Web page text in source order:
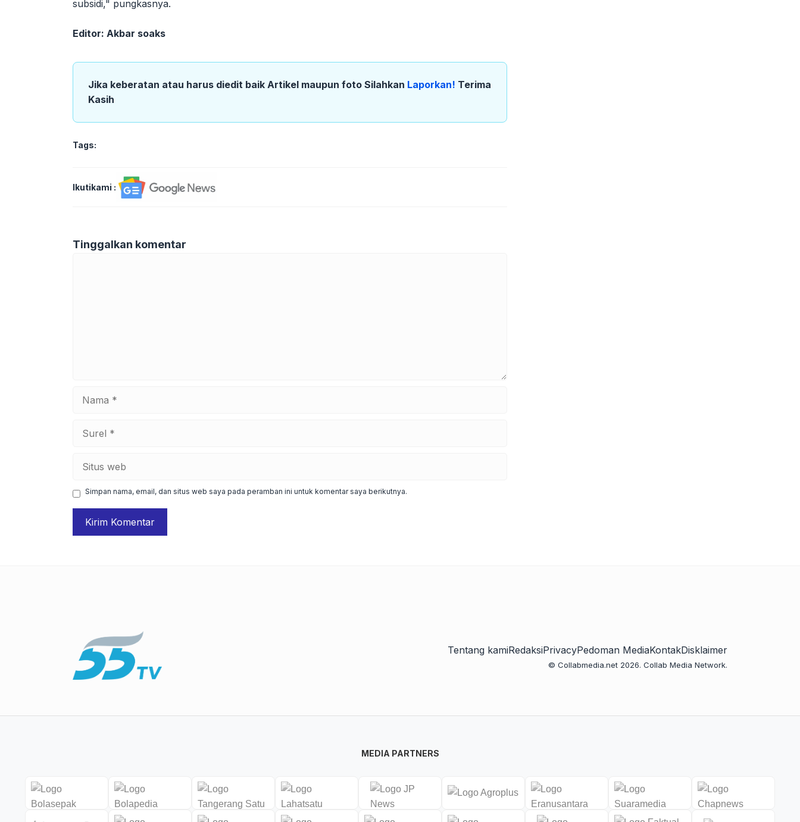
subsidi," pungkasnya.
Editor: Akbar soaks
Jika keberatan atau harus diedit baik Artikel maupun foto Silahkan Laporkan! Terima
Kasih
Tags:
Ikutikami :
Tinggalkan komentar
web
Simpan nama, email, dan situs web saya pada peramban ini untuk komentar saya berikutnya.
Tentang kamiRedaksiPrivacyPedoman MediaKontakDisklaimer
© Collabmedia.net 2026. Collab Media Network.
MEDIA PARTNERS